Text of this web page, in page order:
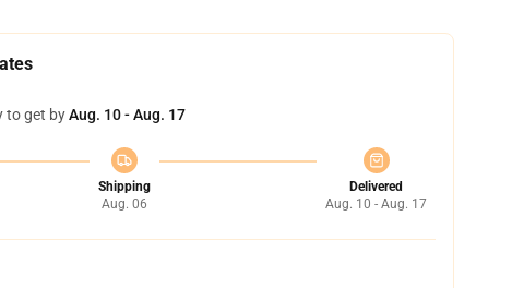
to get byAug. 10 - Aug. 17
Shipping
Aug. 06
Delivered
Aug. 10 - Aug. 17